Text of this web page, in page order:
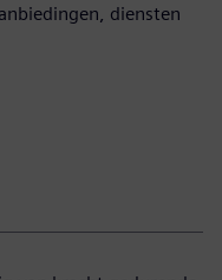
diensten